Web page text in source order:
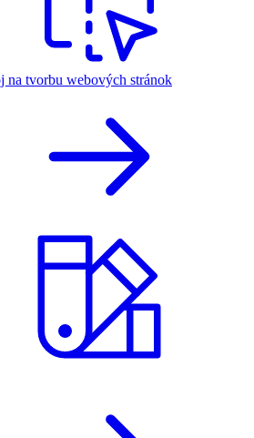
na tvorbu webových stránok